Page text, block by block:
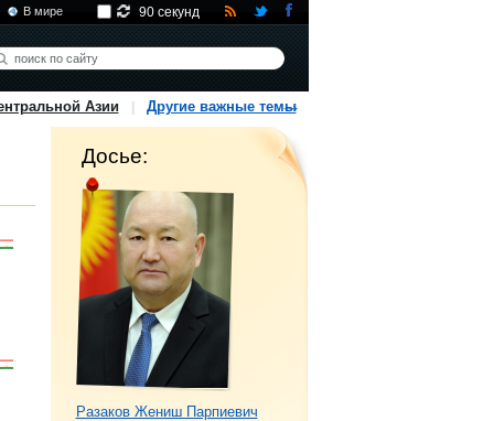
В мире 90 секунд
Азии Другие важные темы
Досье:
Разаков Жениш Парпиевич